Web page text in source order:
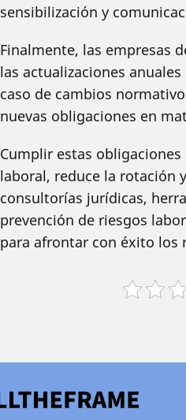
sensibilización y
Finalmente, las empresas
las actualizaciones
caso de cambios
nuevas obligaciones en
Cumplir estas
laboral, reduce la rotación
consultorías jurídicas,
prevención de riesgos
para afrontar con éxito los